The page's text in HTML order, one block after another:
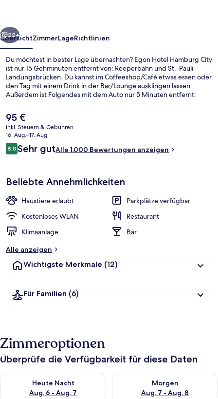
Weiter
22+
ÜbersichtZimmerLageRichtlinien
Du möchtest in bester Lage übernachten? Egon Hotel Hamburg City
ist nur 15 Gehminuten entfernt von: Reeperbahn und St.-Pauli-
Landungsbrücken. Du kannst im Coffeeshop/Café etwas essen oder
den Tag mit einem Drink in der Bar/Lounge ausklingen lassen.
Außerdem ist Folgendes mit dem Auto nur 5 Minuten entfernt:
Reisende lieben das hilfsbereite Personal. Die Unterkunft ist nur
einen kurzen Fußmarsch von den öffentlichen Verkehrsmitteln
entfernt: Zur U-Bahn läuft man 4 Minuten (S-Bahnhof Reeperbahn)
bzw. 7 Minuten (S-Bahn-Station Königstraße).
Der
aktuelle
Preis
beträgt
95 €.
95 €
inkl. Steuern & Gebühren
16. Aug.–17. Aug.
Bewertungen
8,08,0 von 10.
Sehr gutAlle 1.000 Bewertungen anzeigen
Beliebte Annehmlichkeiten
Haustiere erlaubt
Parkplätze verfügbar
Kostenloses WLAN
Restaurant
Klimaanlage
Bar
Alle anzeigen
Wichtigste Merkmale (12)
Für Familien (6)
Zimmeroptionen
Überprüfe die Verfügbarkeit für diese Daten
Heute Nacht
Aug. 6 - Aug. 7
Überprüfe die Verfügbarkeit für heute Nacht, Aug. 6 - Aug. 7.
Morgen
Aug. 7 - Aug. 8
Überprüfe die Verfügbarkeit